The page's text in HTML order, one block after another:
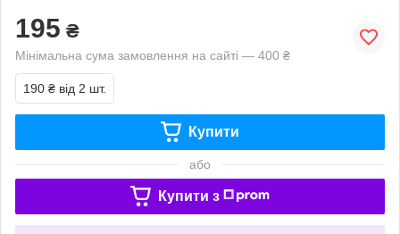
195 ₴
Мінімальна сума замовлення на сайті — 400 ₴
190 ₴ від 2 шт.
Купити
або
Купити з